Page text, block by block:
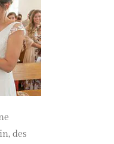
des